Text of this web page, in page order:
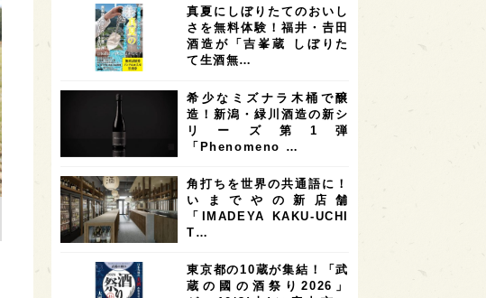
4 アメリカ 4 神奈川県 4
4 三重県 大阪府 3
オーストラリア 台湾 2 アジア 2
SAKEの時代を生きる 静岡県 1 長崎県
全蔵めぐり 1 シンガポール 1 カナダ 1
群馬県 1 熊本県 徳島県
イギリス 1 ノルウェー 1 新宿区 1
歌舞伎町 1 1 鳥取県 1
真夏にしぼりたてのおいし
さを無料体験！福井・𠮷田
酒造が「吉峯蔵 しぼりた
て生酒無…
希少なミズナラ木桶で醸
造！新潟・緑川酒造の新シ
リーズ第1弾
「Phenomeno …
角打ちを世界の共通語に！
いまでやの新店舗
「IMADEYA KAKU-UCHI
T…
東京都の10蔵が集結！「武
蔵の國の酒祭り2026」